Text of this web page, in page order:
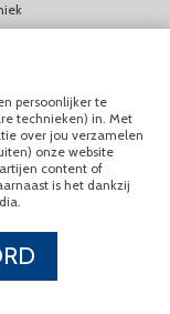
- 2026
persoonlijker te
technieken) in. Met
over jou verzamelen
onze website
content of
is het dankzij